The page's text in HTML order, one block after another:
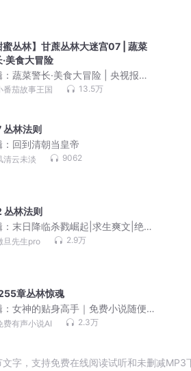
蜜丛林】甘蔗丛林大迷宫07 | 蔬菜
·美食大冒险
：蔬菜警长·美食大冒险 | 央视报
|儿童睡前晚安故事
番茄故事王国 13.5万
丛林法则
回到清朝当皇帝
清云未淡 9062
丛林法则
：末日降临杀戮崛起|求生爽文|绝不
多人有声剧
旦先生pro 2.9万
章丛林惊魂
：女神的贴身高手｜免费小说随便
美女爽文
费有声小说AI 2.3万
字，支持免费在线阅读试听和未删减MP3